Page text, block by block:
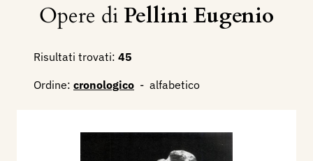
Opere diPellini Eugenio
Risultati trovati: 45
Ordine: cronologico - alfabetico